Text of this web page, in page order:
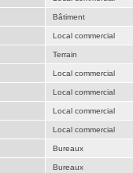
Bâtiment
Local commercial
Terrain
Local commercial
Local commercial
Local commercial
Local commercial
Bureaux
Bureaux